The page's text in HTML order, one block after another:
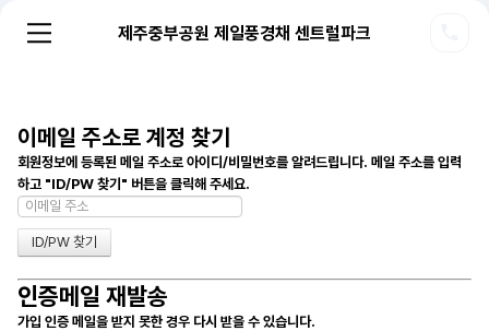
제주중부공원 제일풍경채 센트럴파크
이메일 주소로 계정 찾기
회원정보에 등록된 메일 주소로 아이디/비밀번호를 알려드립니다. 메일 주소를 입력
하고 "ID/PW 찾기" 버튼을 클릭해 주세요.
인증메일 재발송
가입 인증 메일을 받지 못한 경우 다시 받을 수 있습니다.